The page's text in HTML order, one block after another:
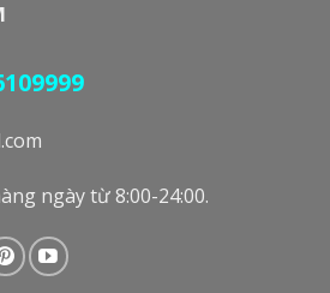
ngày từ 8:00-24:00.